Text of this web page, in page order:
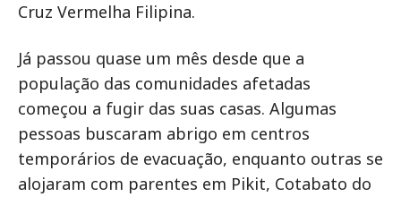
Cruz Vermelha Filipina.
Já passou quase um mês desde que a
população das comunidades afetadas
começou a fugir das suas casas. Algumas
pessoas buscaram abrigo em centros
temporários de evacuação, enquanto outras se
alojaram com parentes em Pikit, Cotabato do